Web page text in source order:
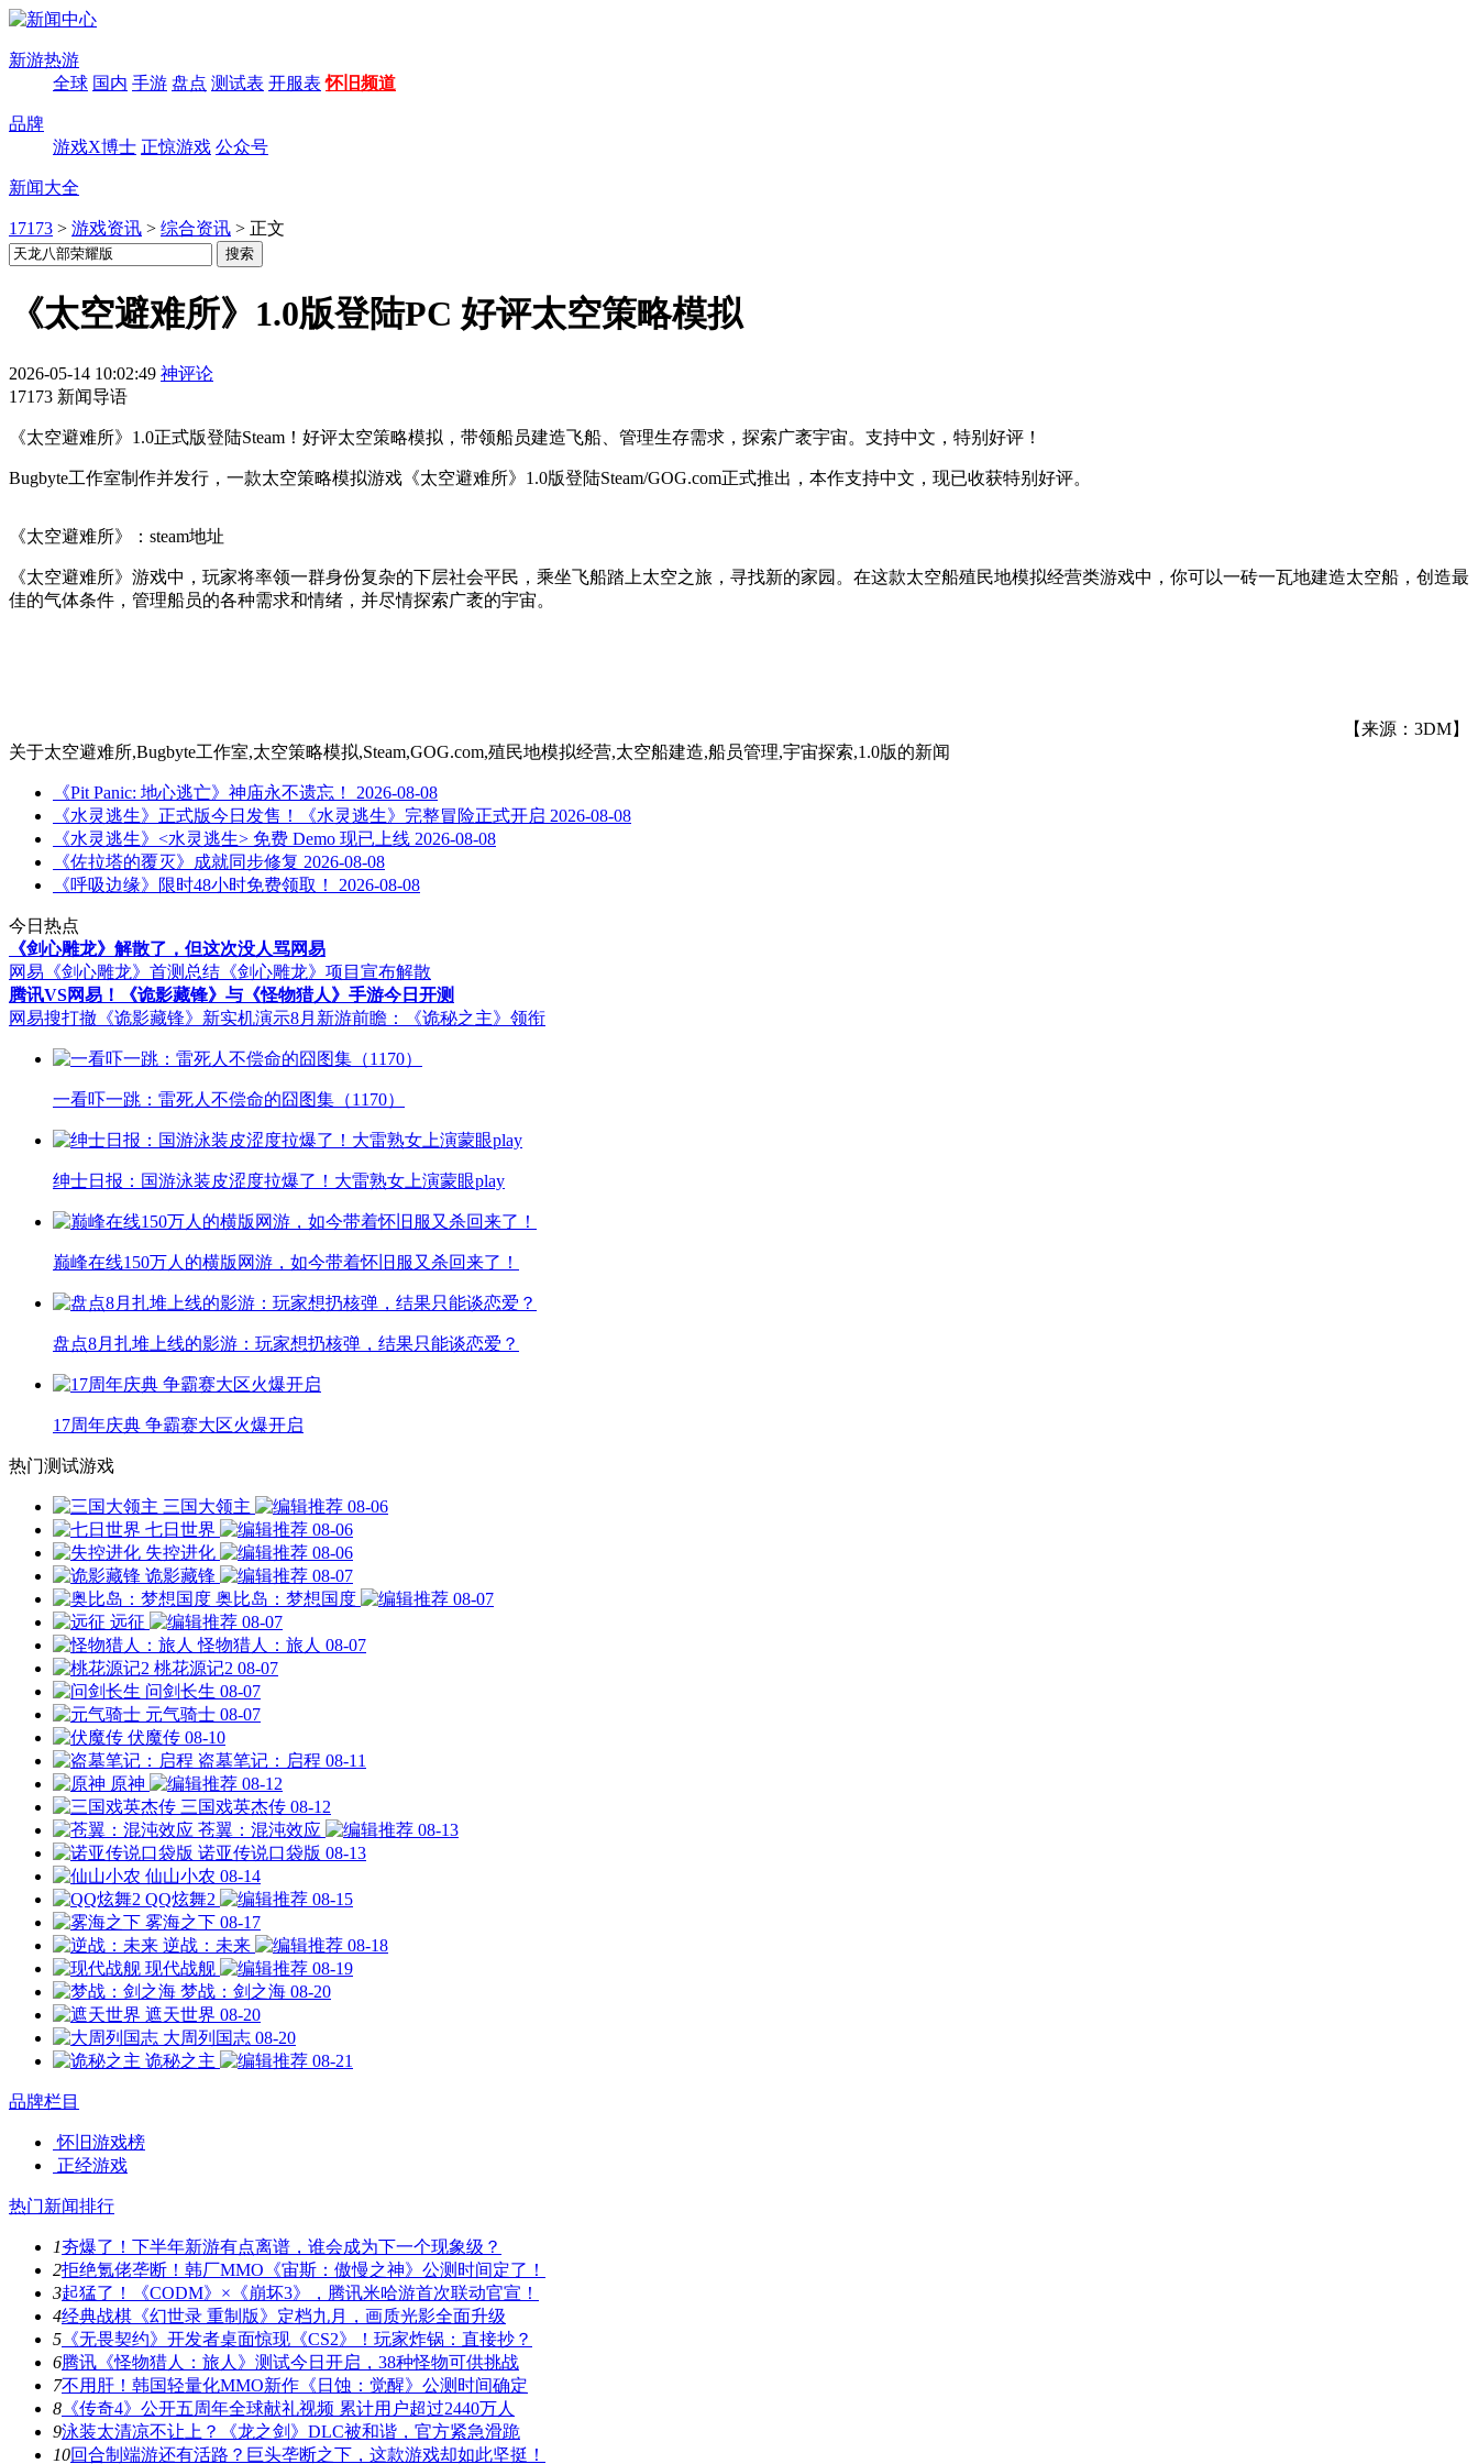
新游热游
全球 国内 手游 盘点 测试表 开服表 怀旧频道
品牌
游戏X博士 正惊游戏 公众号
新闻大全
17173 > 游戏资讯 > 综合资讯 > 正文
《太空避难所》1.0版登陆PC 好评太空策略模拟
2026-05-14 10:02:49 神评论
17173 新闻导语
《太空避难所》1.0正式版登陆Steam！好评太空策略模拟，带领船员建造飞船、管理生存需求，探索广袤宇宙。支持中文，特别好评！
Bugbyte工作室制作并发行，一款太空策略模拟游戏《太空避难所》1.0版登陆Steam/GOG.com正式推出，本作支持中文，现已收获特别好评。
《太空避难所》：steam地址
《太空避难所》游戏中，玩家将率领一群身份复杂的下层社会平民，乘坐飞船踏上太空之旅，寻找新的家园。在这款太空船殖民地模拟经营类游戏中，你可以一砖一瓦地建造太空船，创造最
佳的气体条件，管理船员的各种需求和情绪，并尽情探索广袤的宇宙。
【来源：3DM】
关于太空避难所,Bugbyte工作室,太空策略模拟,Steam,GOG.com,殖民地模拟经营,太空船建造,船员管理,宇宙探索,1.0版的新闻
《Pit Panic: 地心逃亡》神庙永不遗忘！
2026-08-08
《水灵逃生》正式版今日发售！《水灵逃生》完整冒险正式开启 2026-08-08
《水灵逃生》<水灵逃生> 免费 Demo 现已上线 2026-08-08
《佐拉塔的覆灭》成就同步修复 2026-08-08
《呼吸边缘》限时48小时免费领取！
2026-08-08
今日热点
《剑心雕龙》解散了，但这次没人骂网易
网易《剑心雕龙》首测总结 《剑心雕龙》项目宣布解散
腾讯VS网易！《诡影藏锋》与《怪物猎人》手游今日开测
网易搜打撤《诡影藏锋》新实机演示8月新游前瞻：《诡秘之主》领衔
一看吓一跳：雷死人不偿命的囧图集（1170）
绅士日报：国游泳装皮涩度拉爆了！大雷熟女上演蒙眼play
巅峰在线150万人的横版网游，如今带着怀旧服又杀回来了！
盘点8月扎堆上线的影游：玩家想扔核弹，结果只能谈恋爱？
17周年庆典 争霸赛大区火爆开启
热门测试游戏
三国大领主
08-06
七日世界
08-06
失控进化
08-06
诡影藏锋
08-07
奥比岛：梦想国度
08-07
远征
08-07
怪物猎人：旅人 08-07
桃花源记2 08-07
问剑长生 08-07
元气骑士 08-07
伏魔传 08-10
盗墓笔记：启程 08-11
原神
08-12
三国戏英杰传 08-12
苍翼：混沌效应
08-13
诺亚传说口袋版 08-13
仙山小农 08-14
QQ炫舞2
08-15
雾海之下 08-17
逆战：未来
08-18
现代战舰
08-19
梦战：剑之海 08-20
遮天世界 08-20
大周列国志 08-20
诡秘之主
08-21
品牌栏目
怀旧游戏榜
正经游戏
热门新闻排行
1夯爆了！下半年新游有点离谱，谁会成为下一个现象级？
2拒绝氪佬垄断！韩厂MMO《宙斯：傲慢之神》公测时间定了！
3起猛了！《CODM》×《崩坏3》，腾讯米哈游首次联动官宣！
4经典战棋《幻世录 重制版》定档九月，画质光影全面升级
5 《无畏契约》开发者桌面惊现《CS2》！玩家炸锅：直接抄？
6腾讯《怪物猎人：旅人》测试今日开启，38种怪物可供挑战
7不用肝！韩国轻量化MMO新作《日蚀：觉醒》公测时间确定
8 《传奇4》公开五周年全球献礼视频 累计用户超过2440万人
9泳装太清凉不让上？《龙之剑》DLC被和谐，官方紧急滑跪
10回合制端游还有活路？巨头垄断之下，这款游戏却如此坚挺！